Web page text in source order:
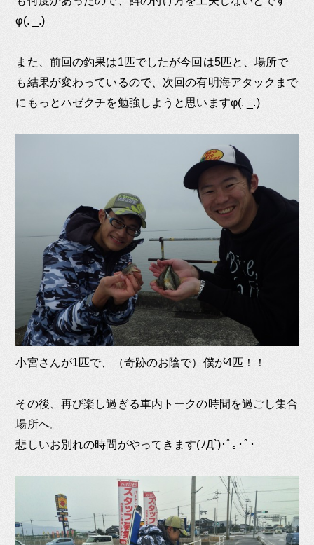
φ(. _.)
また、前回の釣果は1匹でしたが今回は5匹と、場所で
も結果が変わっているので、次回の有明海アタックまで
にもっとハゼクチを勉強しようと思いますφ(. _.)
小宮さんが1匹で、（奇跡のお陰で）僕が4匹！！
その後、再び楽し過ぎる車内トークの時間を過ごし集合
場所へ。
悲しいお別れの時間がやってきます(ﾉД`)･ﾟ｡･ﾟ･